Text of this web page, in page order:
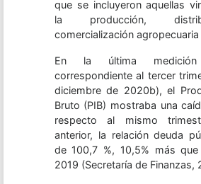
que se incluyeron aquellas
la producción,
comercialización
En la última medición
correspondiente al tercer
diciembre de 2020b), el
Bruto (PIB) mostraba una
respecto al mismo
anterior, la relación deuda
de 100,7 %, 10,5% más
2019 (Secretaría de Finanzas,